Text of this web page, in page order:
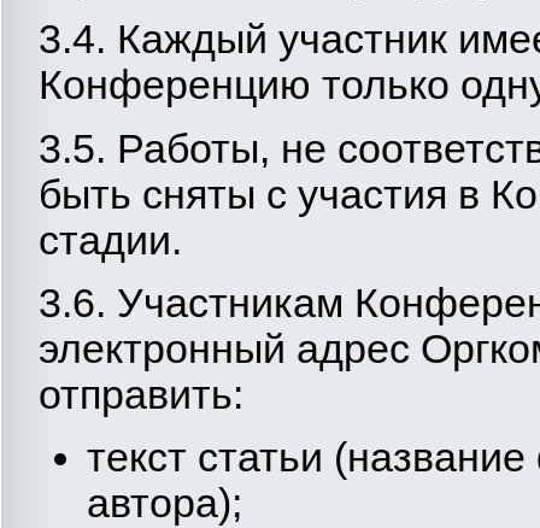
3.4. Каждый участник
Конференцию только
3.5. Работы, не
быть сняты с участия в
стадии.
3.6. Участникам
электронный адрес
отправить:
текст статьи
автора);